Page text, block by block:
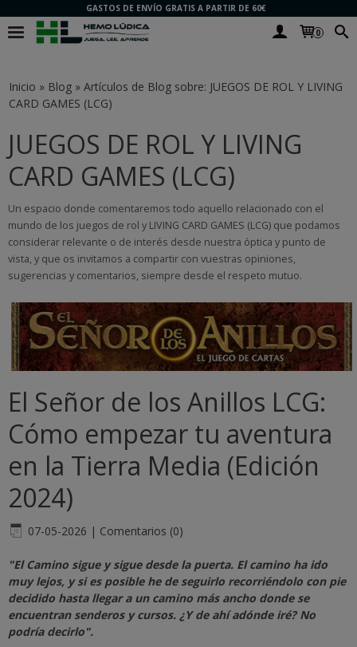
GASTOS DE ENVÍO GRATIS A PARTIR DE 60€
0
Inicio » Blog » Artículos de Blog sobre: JUEGOS DE ROL Y LIVING
CARD GAMES (LCG)
JUEGOS DE ROL Y LIVING
CARD GAMES (LCG)
Un espacio donde comentaremos todo aquello relacionado con el
mundo de los juegos de rol y LIVING CARD GAMES (LCG) que podamos
considerar relevante o de interés desde nuestra óptica y punto de
vista, y que os invitamos a compartir con vuestras opiniones,
sugerencias y comentarios, siempre desde el respeto mutuo.
El Señor de los Anillos LCG:
Cómo empezar tu aventura
en la Tierra Media (Edición
2024)
07-05-2026 | Comentarios (0)
"El Camino sigue y sigue desde la puerta. El camino ha ido
muy lejos, y si es posible he de seguirlo recorriéndolo con pie
decidido hasta llegar a un camino más ancho donde se
encuentran senderos y cursos. ¿Y de ahí adónde iré? No
podría decirlo".